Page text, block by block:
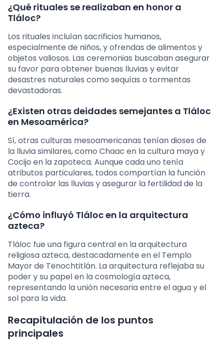
¿Qué rituales se realizaban en honor a
Tláloc?
Los rituales incluían sacrificios humanos,
especialmente de niños, y ofrendas de alimentos y
objetos valiosos. Las ceremonias buscaban asegurar
su favor para obtener buenas lluvias y evitar
desastres naturales como sequías o tormentas
devastadoras.
¿Existen otras deidades semejantes a Tláloc
en Mesoamérica?
Sí, otras culturas mesoamericanas tenían dioses de
la lluvia similares, como Chaac en la cultura maya y
Cocijo en la zapoteca. Aunque cada uno tenía
atributos particulares, todos compartían la función
de controlar las lluvias y asegurar la fertilidad de la
tierra.
¿Cómo influyó Tláloc en la arquitectura
azteca?
Tláloc fue una figura central en la arquitectura
religiosa azteca, destacadamente en el Templo
Mayor de Tenochtitlán. La arquitectura reflejaba su
poder y su papel en la cosmología azteca,
representando la unión necesaria entre el agua y el
sol para la vida.
Recapitulación de los puntos
principales